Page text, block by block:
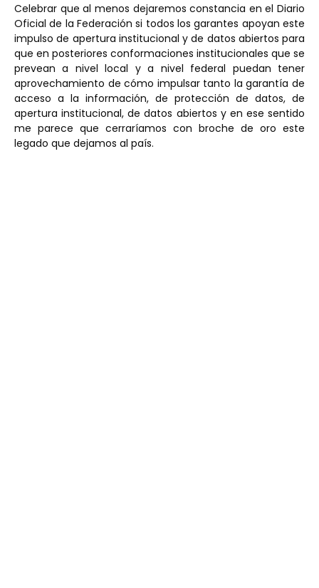
Celebrar que al menos dejaremos constancia en el Diario
Oficial de la Federación si todos los garantes apoyan este
impulso de apertura institucional y de datos abiertos para
que en posteriores conformaciones institucionales que se
prevean a nivel local y a nivel federal puedan tener
aprovechamiento de cómo impulsar tanto la garantía de
acceso a la información, de protección de datos, de
apertura institucional, de datos abiertos y en ese sentido
me parece que cerraríamos con broche de oro este
legado que dejamos al país.